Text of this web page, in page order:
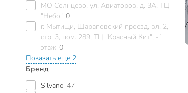
МО Солнцево, ул. Авиаторов, д. 3А, ТЦ
"Небо" 0
г. Мытищи, Шараповский проезд, вл. 2,
стр. 3, пом. 289, ТЦ "Красный Кит", -1
этаж 0
Показать еще 2
Бренд
Silvano 47